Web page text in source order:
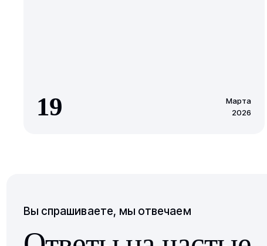
19
Марта
2026
Вы спрашиваете, мы отвечаем